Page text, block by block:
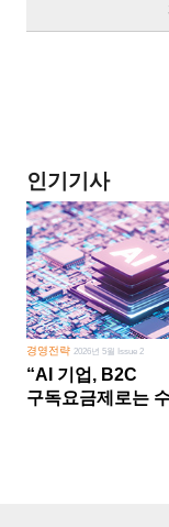
인기기사
경영전략 2026년 5월 Issue 2
“AI 기업, B2C
구독요금제로는